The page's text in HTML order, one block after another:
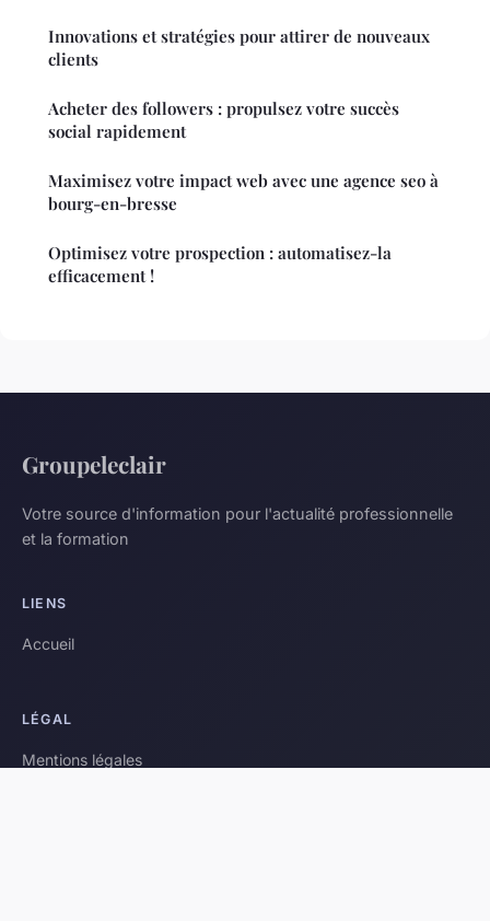
Innovations et stratégies pour attirer de nouveaux
clients
Acheter des followers : propulsez votre succès
social rapidement
Maximisez votre impact web avec une agence seo à
bourg-en-bresse
Optimisez votre prospection : automatisez-la
efficacement !
Groupeleclair
Votre source d'information pour l'actualité professionnelle
et la formation
LIENS
Accueil
LÉGAL
Mentions légales